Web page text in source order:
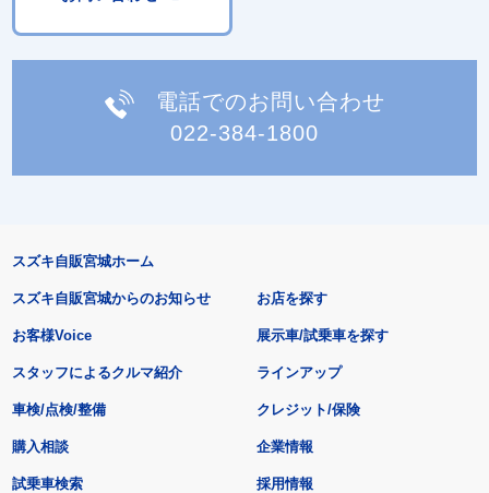
電話でのお問い合わせ
022-384-1800
スズキ自販宮城ホーム
スズキ自販宮城からのお知らせ
お客様Voice
スタッフによるクルマ紹介
お店を探す
展示車/試乗車を探す
ラインアップ
車検/点検/整備 クレジット/保険
購入相談
試乗車検索
企業情報
採用情報